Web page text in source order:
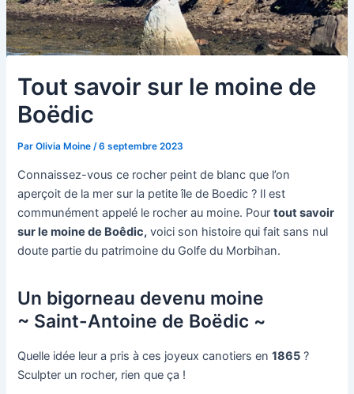
Tout savoir sur le moine de
Boëdic
ParOlivia Moine/6 septembre 2023
Connaissez-vous ce rocher peint de blanc que l’on
aperçoit de la mer sur la petite île de Boedic ? Il est
communément appelé le rocher au moine. Pourtout savoir
sur le moine de Boêdic, voici son histoire qui fait sans nul
doute partie du patrimoine du Golfe du Morbihan.
Un bigorneau devenu moine
~ Saint-Antoine de Boëdic ~
Quelle idée leur a pris à ces joyeux canotiers en1865 ?
Sculpter un rocher, rien que ça !